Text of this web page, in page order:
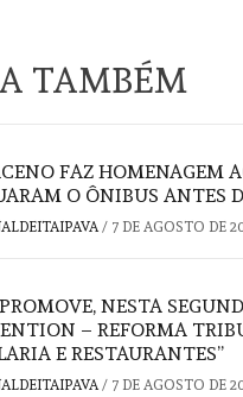
TAMBÉM
FAZ HOMENAGEM
O ÔNIBUS ANTES
/ 7 DE AGOSTO DE
NESTA
– REFORMA
E RESTAURANTES”
/ 7 DE AGOSTO DE